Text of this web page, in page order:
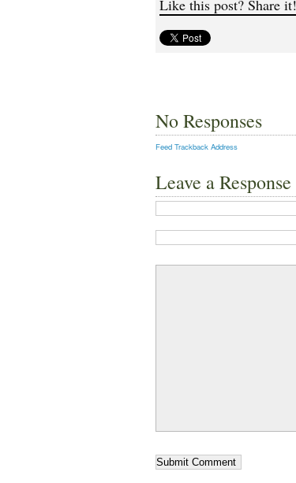
Like this post? Share it!
No Responses
Feed Trackback Address
Leave a Response